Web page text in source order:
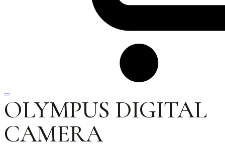
…
OLYMPUS DIGITAL
CAMERA